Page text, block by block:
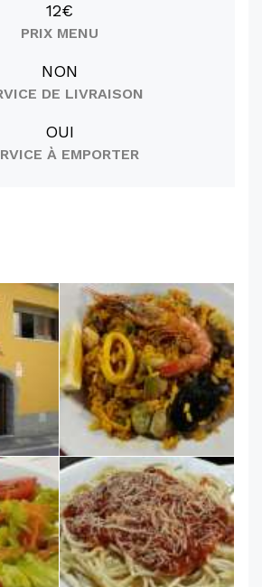
12€
PRIX MENU
NON
DE LIVRAISON
OUI
À EMPORTER